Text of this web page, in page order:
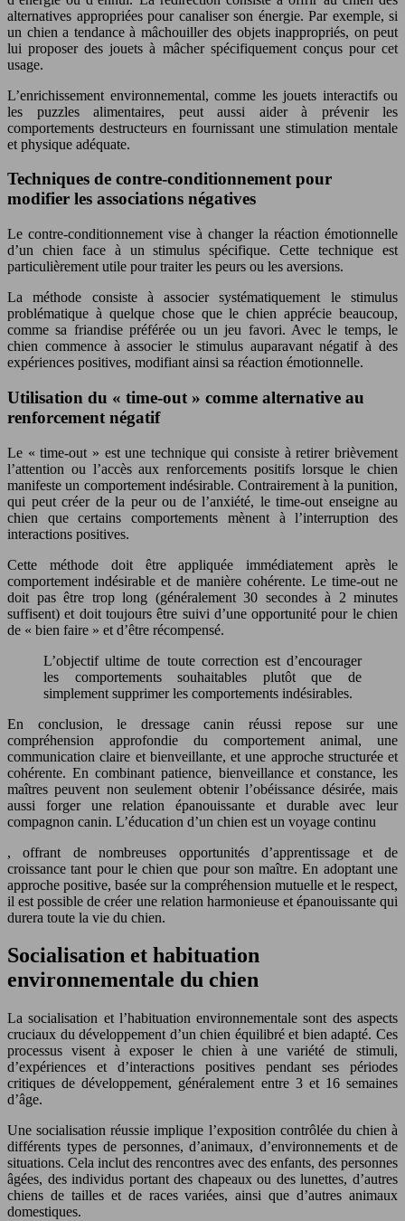
alternatives appropriées pour canaliser son énergie. Par exemple, si
un chien a tendance à mâchouiller des objets inappropriés, on peut
lui proposer des jouets à mâcher spécifiquement conçus pour cet
usage.
L’enrichissement environnemental, comme les jouets interactifs ou
les puzzles alimentaires, peut aussi aider à prévenir les
comportements destructeurs en fournissant une stimulation mentale
et physique adéquate.
Techniques de contre-conditionnement pour
modifier les associations négatives
Le contre-conditionnement vise à changer la réaction émotionnelle
d’un chien face à un stimulus spécifique. Cette technique est
particulièrement utile pour traiter les peurs ou les aversions.
La méthode consiste à associer systématiquement le stimulus
problématique à quelque chose que le chien apprécie beaucoup,
comme sa friandise préférée ou un jeu favori. Avec le temps, le
chien commence à associer le stimulus auparavant négatif à des
expériences positives, modifiant ainsi sa réaction émotionnelle.
Utilisation du « time-out » comme alternative au
renforcement négatif
Le « time-out » est une technique qui consiste à retirer brièvement
l’attention ou l’accès aux renforcements positifs lorsque le chien
manifeste un comportement indésirable. Contrairement à la punition,
qui peut créer de la peur ou de l’anxiété, le time-out enseigne au
chien que certains comportements mènent à l’interruption des
interactions positives.
Cette méthode doit être appliquée immédiatement après le
comportement indésirable et de manière cohérente. Le time-out ne
doit pas être trop long (généralement 30 secondes à 2 minutes
suffisent) et doit toujours être suivi d’une opportunité pour le chien
de « bien faire » et d’être récompensé.
L’objectif ultime de toute correction est d’encourager
les comportements souhaitables plutôt que de
simplement supprimer les comportements indésirables.
En conclusion, le dressage canin réussi repose sur une
compréhension approfondie du comportement animal, une
communication claire et bienveillante, et une approche structurée et
cohérente. En combinant patience, bienveillance et constance, les
maîtres peuvent non seulement obtenir l’obéissance désirée, mais
aussi forger une relation épanouissante et durable avec leur
compagnon canin. L’éducation d’un chien est un voyage continu
, offrant de nombreuses opportunités d’apprentissage et de
croissance tant pour le chien que pour son maître. En adoptant une
approche positive, basée sur la compréhension mutuelle et le respect,
il est possible de créer une relation harmonieuse et épanouissante qui
durera toute la vie du chien.
Socialisation et habituation
environnementale du chien
La socialisation et l’habituation environnementale sont des aspects
cruciaux du développement d’un chien équilibré et bien adapté. Ces
processus visent à exposer le chien à une variété de stimuli,
d’expériences et d’interactions positives pendant ses périodes
critiques de développement, généralement entre 3 et 16 semaines
d’âge.
Une socialisation réussie implique l’exposition contrôlée du chien à
différents types de personnes, d’animaux, d’environnements et de
situations. Cela inclut des rencontres avec des enfants, des personnes
âgées, des individus portant des chapeaux ou des lunettes, d’autres
chiens de tailles et de races variées, ainsi que d’autres animaux
domestiques.